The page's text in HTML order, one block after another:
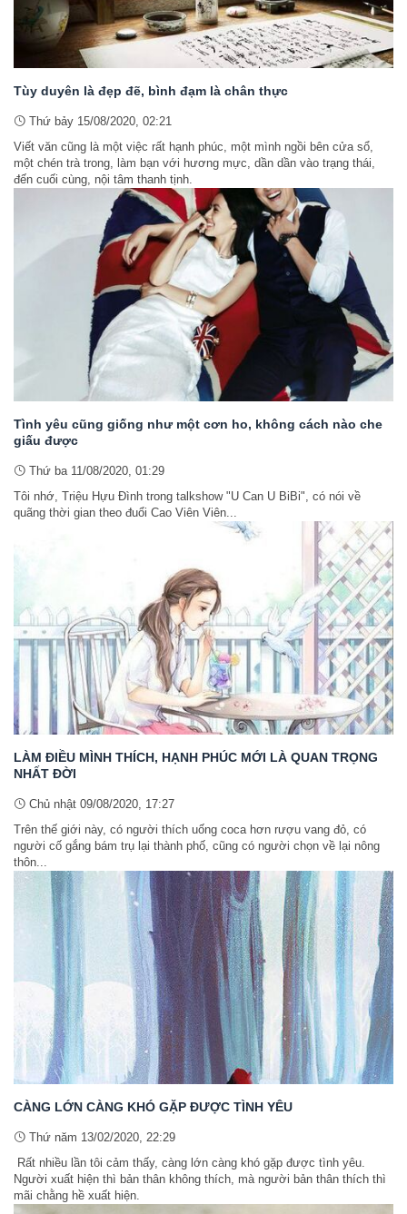
Tùy duyên là đẹp đẽ, bình đạm là chân thực
Thứ bảy 15/08/2020, 02:21
Viết văn cũng là một việc rất hạnh phúc, một mình ngồi bên cửa sổ,
một chén trà trong, làm bạn với hương mực, dần dần vào trạng thái,
đến cuối cùng, nội tâm thanh tịnh.
Tình yêu cũng giống như một cơn ho, không cách nào che
giấu được
Thứ ba 11/08/2020, 01:29
Tôi nhớ, Triệu Hựu Đình trong talkshow "U Can U BiBi", có nói về
quãng thời gian theo đuổi Cao Viên Viên...
LÀM ĐIỀU MÌNH THÍCH, HẠNH PHÚC MỚI LÀ QUAN TRỌNG
NHẤT ĐỜI
Chủ nhật 09/08/2020, 17:27
Trên thế giới này, có người thích uống coca hơn rượu vang đỏ, có
người cố gắng bám trụ lại thành phố, cũng có người chọn về lại nông
thôn...
CÀNG LỚN CÀNG KHÓ GẶP ĐƯỢC TÌNH YÊU
Thứ năm 13/02/2020, 22:29
Rất nhiều lần tôi cảm thấy, càng lớn càng khó gặp được tình yêu.
Người xuất hiện thì bản thân không thích, mà người bản thân thích thì
mãi chằng hề xuất hiện.